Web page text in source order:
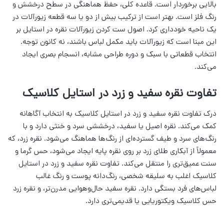
بالایی برخوردار است. قاعده کلی، حفظ هماهنگی در سطح درخشش و
رنگ فلز است. بهتر است از ترکیب بیش از دو یا سه قطعه زیورآلات در
یک ناحیه خودداری کرد. اصول ست کردن زیورآلات نقره در استایل بر
این مبنا است که زیورآلات باید مکمل لباس باشند، نه کانون توجه.
انتخاب قطعاتی با سبک و دوره طراحی مشابه، انسجام بصری ایجاد
می‌کند.
تفاوت نقره سفید و زرد در استایل کلاسیک
درک تفاوت نقره سفید و زرد در استایل کلاسیک به انتخاب آگاهانه
کمک می‌کند. نقره اصیل یا سفید، درخششی سرد و خنثی دارد و با
رنگ‌های سرد و طیف گسترده‌ای از رنگ‌ها هماهنگ می‌شود. نقره زرد، که
معمولاً از آبکاری طلای زرد بر روی نقره پایه ایجاد می‌شود، حس گرما و
سنت عمیق‌تری را منتقل می‌کند. تفاوت نقره سفید و زرد در استایل
کلاسیک اغلب به سلیقه شخصی، رنگ‌دانه پوست و رنگ غالب
لباس‌های فرد بستگی دارد. نقره سفید حال‌وهوایی مدرن‌تر، و نقره زرد
حس کلاسیک ویکتوریایی یا قدیمی‌تری دارد.